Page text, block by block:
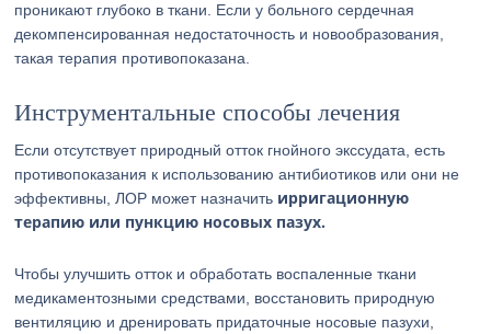
проникают глубоко в ткани. Если у больного сердечная
декомпенсированная недостаточность и новообразования,
такая терапия противопоказана.
Инструментальные способы лечения
Если отсутствует природный отток гнойного экссудата, есть
противопоказания к использованию антибиотиков или они не
эффективны, ЛОР может назначить ирригационную
терапию или пункцию носовых пазух.
Чтобы улучшить отток и обработать воспаленные ткани
медикаментозными средствами, восстановить природную
вентиляцию и дренировать придаточные носовые пазухи,